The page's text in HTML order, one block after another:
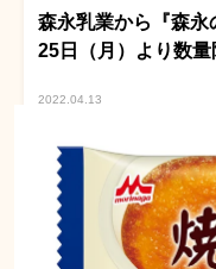
森永乳業から『森永
25日（月）より数量
2022.04.13